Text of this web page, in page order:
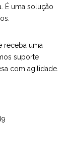
É uma solução
receba uma
suporte
com agilidade.